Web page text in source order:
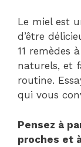
Le miel est
d’être
11 remèdes
naturels, et
routine.
qui vous
Pensez à
proches et